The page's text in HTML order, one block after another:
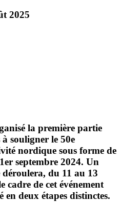
2025
la première partie
à souligner le 50e
nordique sous forme de
septembre 2024. Un
déroulera, du 11 au 13
cadre de cet événement
deux étapes distinctes.